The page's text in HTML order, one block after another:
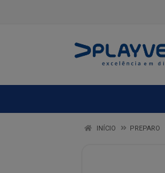
INÍCIO PREPARO